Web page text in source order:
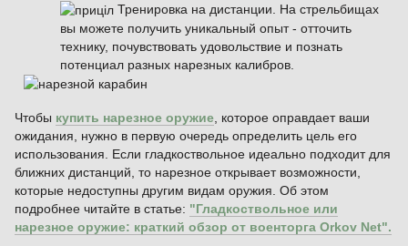
Тренировка на дистанции. На стрельбищах
вы можете получить уникальный опыт - отточить
технику, почувствовать удовольствие и познать
потенциал разных нарезных калибров.
Чтобы купить нарезное оружие, которое оправдает ваши
ожидания, нужно в первую очередь определить цель его
использования. Если гладкоствольное идеально подходит для
ближних дистанций, то нарезное открывает возможности,
которые недоступны другим видам оружия. Об этом
подробнее читайте в статье: "Гладкоствольное или
нарезное оружие: краткий обзор от военторга Orkov Net".